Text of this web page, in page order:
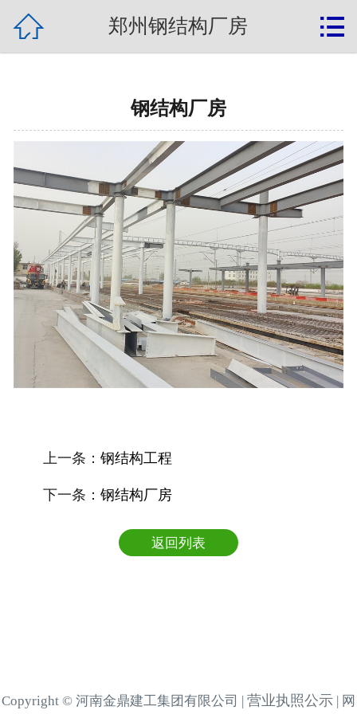
网站首页
产品展示
钢结构案例
常见问题
联系我们
 郑州钢结构厂房 
钢结构厂房
上一条： 钢结构工程
下一条： 钢结构厂房
返回列表
Copyright © 河南金鼎建工集团有限公司 | 营业执照公示 | 网